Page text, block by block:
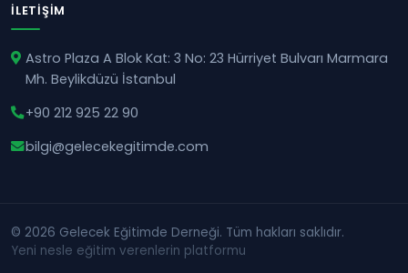
İLETIŞIM
Astro Plaza A Blok Kat: 3 No: 23 Hürriyet Bulvarı Marmara
Mh. Beylikdüzü İstanbul
+90 212 925 22 90
bilgi@gelecekegitimde.com
© 2026 Gelecek Eğitimde Derneği. Tüm hakları saklıdır.
Yeni nesle eğitim verenlerin platformu